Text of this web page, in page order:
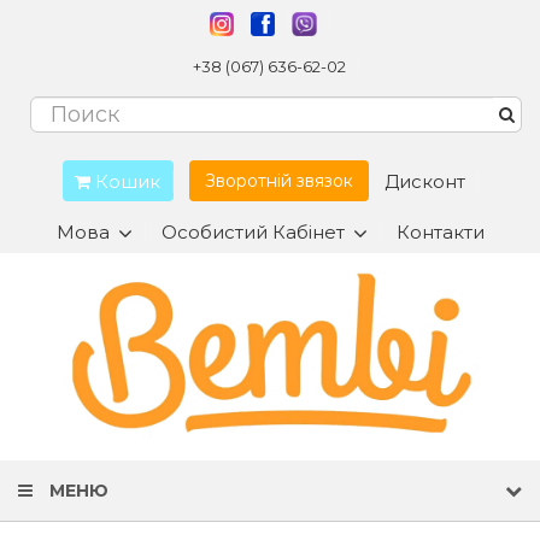
+38 (067) 636-62-02
Кошик Зворотній звязок Дисконт
Мова Особистий Кабінет Контакти
МЕНЮ